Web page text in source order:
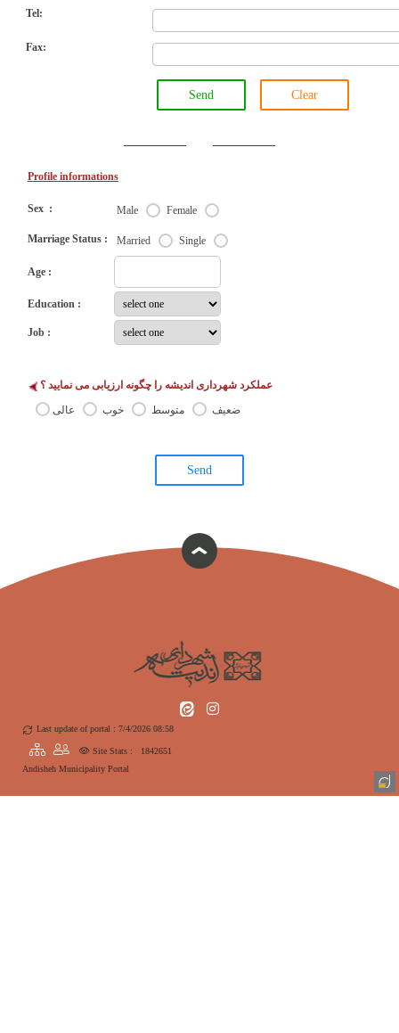
Tel:
Fax:
Send Clear
Profile informations
Sex : Male Female
Marriage Status : Married Single
Age :
Education :
Job :
عملکرد شهرداری اندیشه را چگونه ارزیابی می نمایید ؟
عالی خوب متوسط ضعیف
Send
Last update of portal : 7/4/2026 08:58
Site Stats :
1842651
Andisheh Municipality Portal